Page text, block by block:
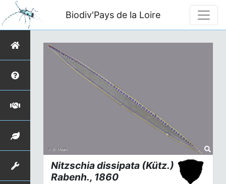
Biodiv'Pays de la Loire
Nitzschia dissipata (Kütz.)
Rabenh., 1860